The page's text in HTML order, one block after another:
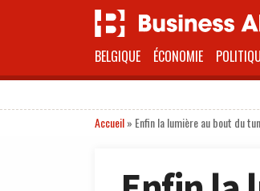
BELGIQUE ÉCONOMIE
Accueil» Enfin la lumière au bout du